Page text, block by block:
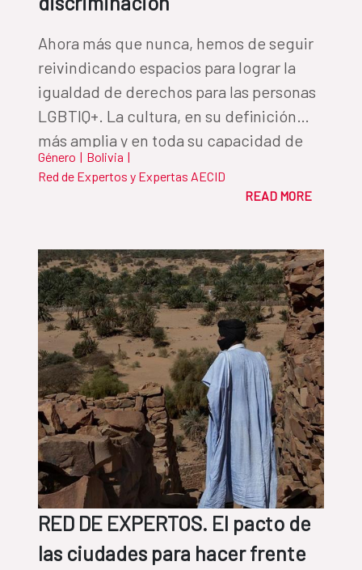
Ahora más que nunca, hemos de seguir
reivindicando espacios para lograr la
igualdad de derechos para las personas
LGBTIQ+. La cultura, en su definición
más amplia y en toda su capacidad de
expansión, es un gran canal para lograrlo
Género | Bolivia |
Red de Expertos y Expertas AECID
READ MORE
RED DE EXPERTOS. El pacto de
las ciudades para hacer frente